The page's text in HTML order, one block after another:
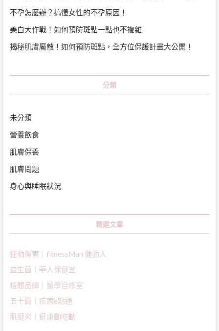
不孕怎麼辦？搞懂女性的不孕原因！
美白大作戰！如何預防斑點一點也不複雜
揭秘肌膚魔敵！如何預防斑點，全方位保護計畫大公開！
分類
未分類
營養飲食
肌膚保養
肌膚問題
身心與睡眠狀況
精選文章
運動傷害｜fitnessMan 健動人
益生菌｜ 華人保健室
植體品牌｜醫學自修室
五十肩｜疾病e點通
肌腱炎｜健康動吃動